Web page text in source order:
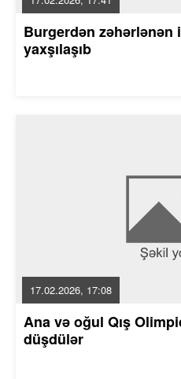
Burgerdən zəhərlənən
yaxşılaşıb
17.02.2026, 17:08
Ana və oğul Qış
düşdülər